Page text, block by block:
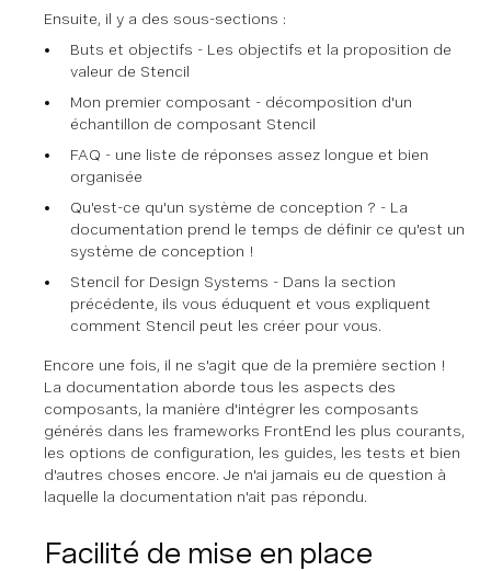
Ensuite, il y a des sous-sections :
Buts et objectifs - Les objectifs et la proposition de
valeur de Stencil
Mon premier composant - décomposition d'un
échantillon de composant Stencil
FAQ - une liste de réponses assez longue et bien
organisée
Qu'est-ce qu'un système de conception ? - La
documentation prend le temps de définir ce qu'est un
système de conception !
Stencil for Design Systems - Dans la section
précédente, ils vous éduquent et vous expliquent
comment Stencil peut les créer pour vous.
Encore une fois, il ne s'agit que de la première section !
La documentation aborde tous les aspects des
composants, la manière d'intégrer les composants
générés dans les frameworks FrontEnd les plus courants,
les options de configuration, les guides, les tests et bien
d'autres choses encore. Je n'ai jamais eu de question à
laquelle la documentation n'ait pas répondu.
Facilité de mise en place